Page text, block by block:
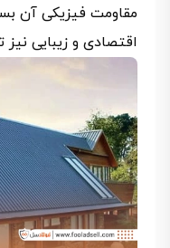
مقاومت فیزیکی آن
اقتصادی و زیبایی نیز